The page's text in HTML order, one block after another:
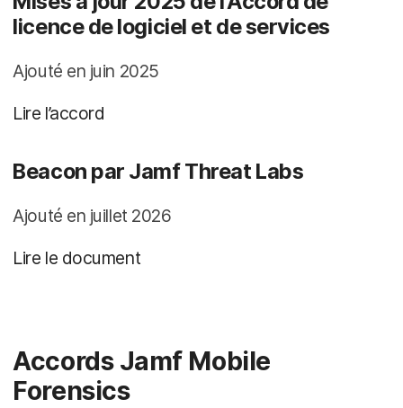
licence de logiciel et de services
Ajouté en juin 2025
Lire l’accord
Beacon par Jamf Threat Labs
Ajouté en juillet 2026
Lire le document
Accords Jamf Mobile
Forensics